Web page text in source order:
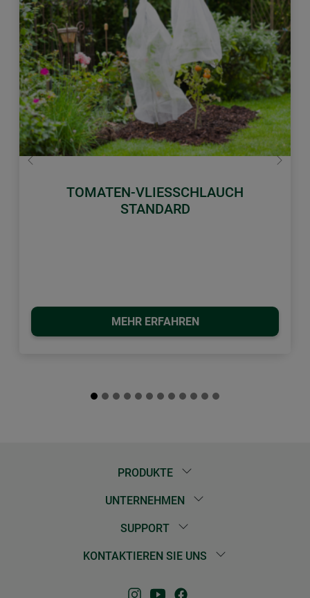
TOMATEN-VLIESSCHLAUCH
STANDARD
MEHR ERFAHREN
Zurück Weiter
PRODUKTE
UNTERNEHMEN
SUPPORT
KONTAKTIEREN SIE UNS